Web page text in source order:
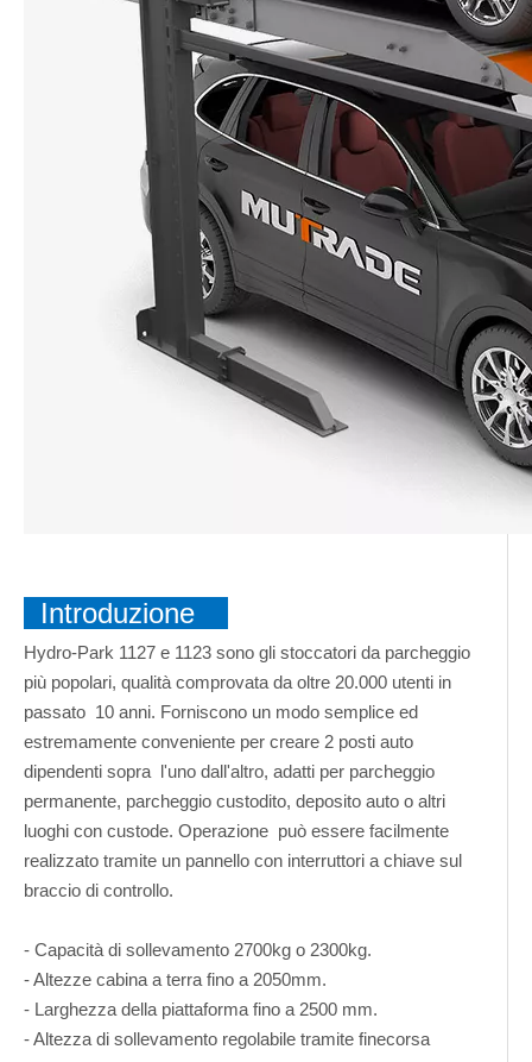
Introduzione
Hydro-Park 1127 e 1123 sono gli stoccatori da parcheggio
più popolari, qualità comprovata da oltre 20.000 utenti in
passato 10 anni. Forniscono un modo semplice ed
estremamente conveniente per creare 2 posti auto
dipendenti sopra l'uno dall'altro, adatti per parcheggio
permanente, parcheggio custodito, deposito auto o altri
luoghi con custode. Operazione può essere facilmente
realizzato tramite un pannello con interruttori a chiave sul
braccio di controllo.
- Capacità di sollevamento 2700kg o 2300kg.
- Altezze cabina a terra fino a 2050mm.
- Larghezza della piattaforma fino a 2500 mm.
- Altezza di sollevamento regolabile tramite finecorsa